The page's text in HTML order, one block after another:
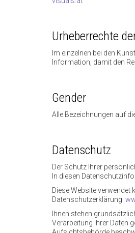
Urheberrechte
Im einzelnen bei den
Information, damit den
Gender
Alle Bezeichnungen auf
Datenschutz
Der Schutz Ihrer
In diesen
Diese Website verwendet
Datenschutzerklärung:
Ihnen stehen
Verarbeitung Ihrer Daten